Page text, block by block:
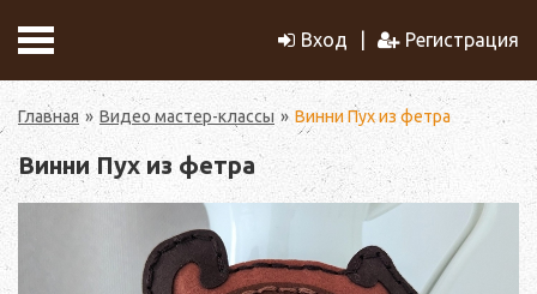
Вход Регистрация
Главная Видео мастер-классы Винни Пух из фетра
Винни Пух из фетра